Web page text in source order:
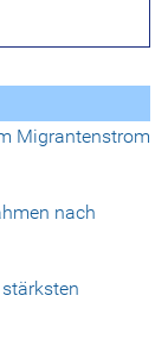
Migrantenstrom
nach